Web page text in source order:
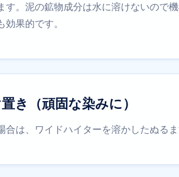
す。泥の鉱物成分は水に溶けないので
果的です。
き（頑固な染みに）
は、ワイドハイターを溶かしたぬる